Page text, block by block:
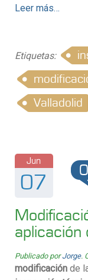
Leer más…
Etiquetas:
Valladolid
Jun
07
0
aplicación
Publicado porJorge.
modificaciónde